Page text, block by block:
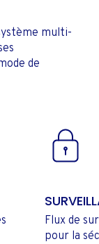
multi-
de
Flux de
pour la